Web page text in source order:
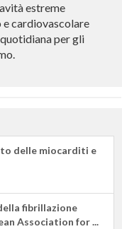
estreme
cardiovascolare
per gli
delle miocarditi e
fibrillazione
Association for ...